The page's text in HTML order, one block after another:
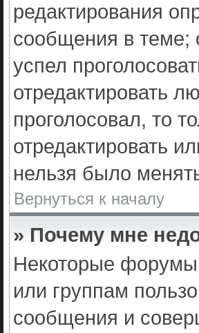
редактирования
сообщения в теме;
успел
отредактировать
проголосовал, то
отредактировать
нельзя было
Вернуться к началу
» Почему мне
Некоторые форумы
или группам
сообщения и